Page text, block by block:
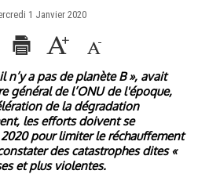
1 Janvier 2020
n’y a pas de planète B », avait
général de l’ONU de l'époque,
de la dégradation
les efforts doivent se
pour limiter le réchauffement
des catastrophes dites «
et plus violentes.